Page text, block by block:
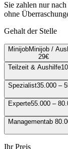
Sie zahlen nur
ohne
Gehalt der Stelle
MinijobMinijob /
29€
Teilzeit & Aushilfe
Spezialist35.000 –
Experte55.000 –
Managementab
Ihr Preis